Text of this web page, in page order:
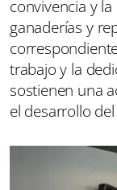
convivencia y
ganaderías y
trabajo y la
sostienen una
el desarrollo